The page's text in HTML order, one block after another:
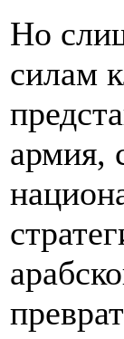
Но
силам
армия,